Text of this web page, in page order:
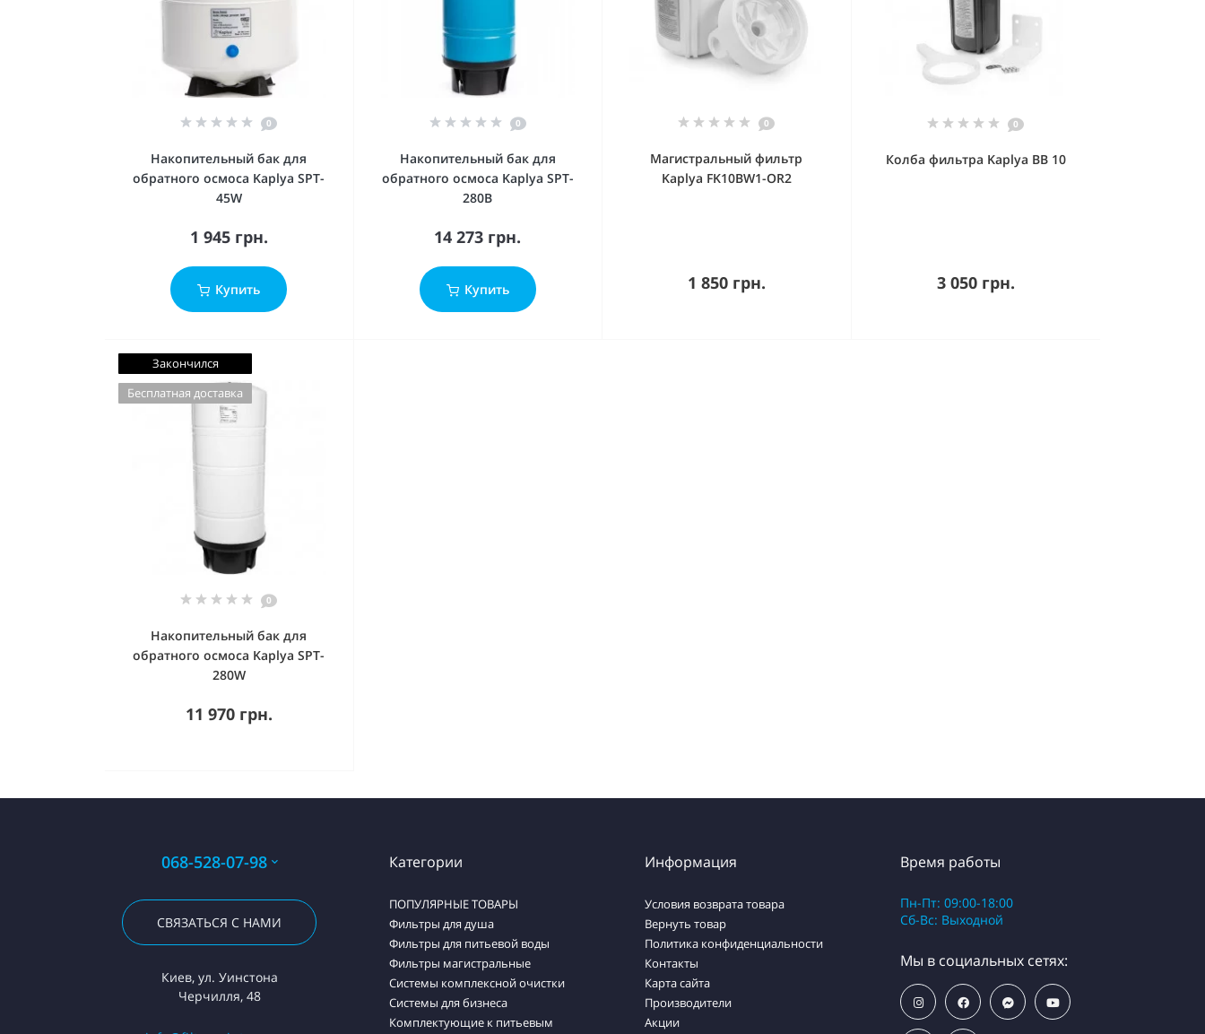
0
Накопительный бак для
обратного осмоса Kaplya SPT-
45W
1 945 грн.
Купить
0
Накопительный бак для
обратного осмоса Kaplya SPT-
280B
14 273 грн.
Купить
0
Магистральный фильтр
Kaplya FK10BW1-OR2
1 850 грн.
0
Колба фильтра Kaplya BB 10
3 050 грн.
Закончился
Бесплатная доставка
0
Накопительный бак для
обратного осмоса Kaplya SPT-
280W
11 970 грн.
068-528-07-98
СВЯЗАТЬСЯ С НАМИ
Киев, ул. Уинстона
Черчилля, 48
Категории
ПОПУЛЯРНЫЕ ТОВАРЫ
Фильтры для душа
Фильтры для питьевой воды
Фильтры магистральные
Системы комплексной очистки
Системы для бизнеса
Комплектующие к питьевым
Информация
Условия возврата товара
Вернуть товар
Политика конфиденциальности
Контакты
Карта сайта
Производители
Акции
Время работы
Пн-Пт: 09:00-18:00
Сб-Вс: Выходной
Мы в социальных сетях: